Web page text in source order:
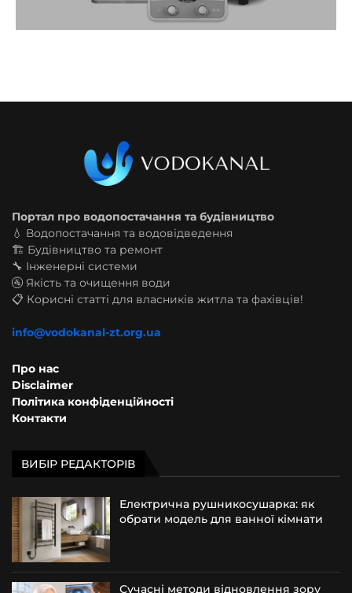
Портал про водопостачання та будівництво
💧 Водопостачання та водовідведення
🏗️ Будівництво та ремонт
🔧 Інженерні системи
🚰 Якість та очищення води
📋 Корисні статті для власників житла та фахівців!
info@vodokanal-zt.org.ua
Про нас
Disclaimer
Політика конфіденційності
Контакти
ВИБІР РЕДАКТОРІВ
Електрична рушникосушарка: як
обрати модель для ванної кімнати
Сучасні методи відновлення зору